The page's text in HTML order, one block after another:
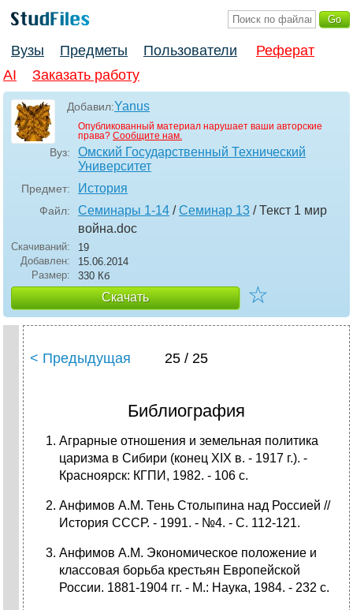
Вузы Предметы Пользователи
Реферат
AI
Заказать работу
Добавил:Yanus
Опубликованный материал нарушает ваши авторские
права? Сообщите нам.
Вуз:
Омский Государственный Технический
Университет
Предмет: История
Файл: Семинары 1-14 /Семинар 13 / Текст 1 мир
война.doc
Скачиваний:
19
Добавлен:
15.06.2014
Размер:
330 Кб
Скачать ☆
< Предыдущая 25 / 25
Библиография
Аграрные отношения и земельная политика
царизма в Сибири (конец XIX в. - 1917 г.). -
Красноярск: КГПИ, 1982. - 106 с.
Анфимов А.М. Тень Столыпина над Россией //
История СССР. - 1991. - №4. - С. 112-121.
Анфимов А.М. Экономическое положение и
классовая борьба крестьян Европейской
России. 1881-1904 гг. - М.: Наука, 1984. - 232 с.